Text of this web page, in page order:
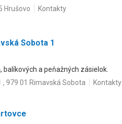
Hrušovo Kontakty
Sobota 1
a peňažných zásielok.
979 01 Rimavská Sobota Kontakty